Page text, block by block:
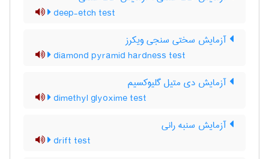
deep-etch test
آزمایش سختی سنجی ویکرز
diamond pyramid hardness test
آزمایش دی متیل گلیوکسیم
dimethyl glyoxime test
آزمایش سنبه رانی
drift test